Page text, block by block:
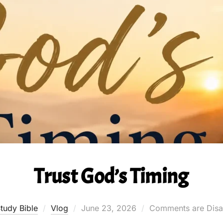
Trust God’s Timing
Bible Vlog
Posted
June 23, 2026 Comments are